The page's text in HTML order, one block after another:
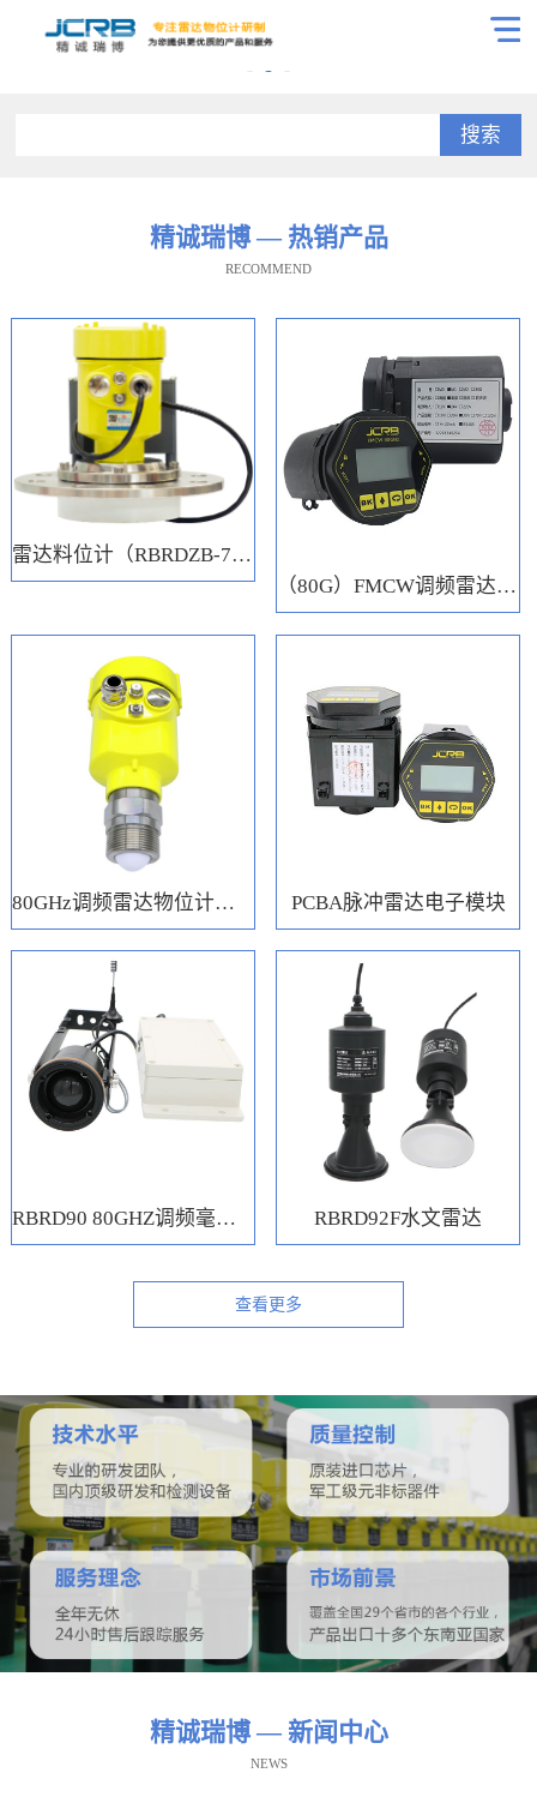
搜索
精诚瑞博 — 热销产品
RECOMMEND
雷达料位计（RBRDZB-71-6-C）
（80G）FMCW调频雷达电子模块
80GHz调频雷达物位计（RBRD71） PCBA脉冲雷达电子模块
RBRD90 80GHZ调频毫米波水位计 RBRD92F水文雷达
查看更多
精诚瑞博 — 新闻中心
NEWS